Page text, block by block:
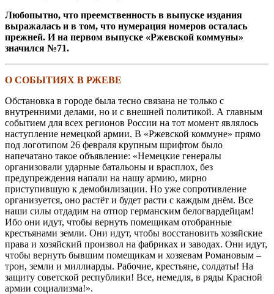
Любопытно, что преемственность в выпуске издания
выражалась и в том, что нумерация номеров осталась
прежней. И на первом выпуске «Ржевской коммуны»
значился №71.
О СОБЫТИЯХ В РЖЕВЕ
Обстановка в городе была тесно связана не только с
внутренними делами, но и с внешней политикой. А главным
событием для всех регионов России на тот момент являлось
наступление немецкой армии. В «Ржевской коммуне» прямо
под логотипом 26 февраля крупным шрифтом было
напечатано такое объявление: «Немецкие генералы
организовали ударные батальоны и врасплох, без
предупреждения напали на нашу армию, мирно
приступившую к демобилизации. Но уже сопротивление
организуется, оно растёт и будет расти с каждым днём. Все
наши силы отдадим на отпор германским белогвардейцам!
Ибо они идут, чтобы вернуть помещикам отобранные
крестьянами земли. Они идут, чтобы восстановить хозяйские
права и хозяйский произвол на фабриках и заводах. Они идут,
чтобы вернуть бывшим помещикам и хозяевам Романовым –
трон, земли и миллиарды. Рабочие, крестьяне, солдаты! На
защиту советской республики! Все, немедля, в ряды Красной
армии социализма!».